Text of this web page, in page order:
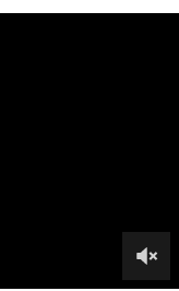
décidé de créer un
Jette et dessinées